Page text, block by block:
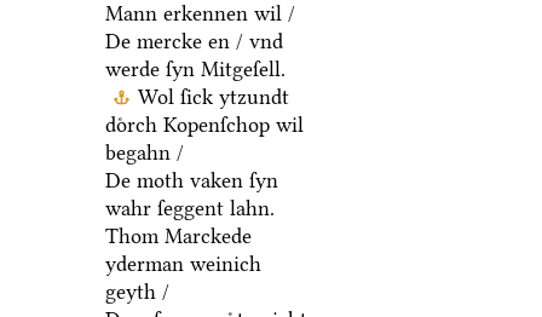
Mann erkennen wil /
De mercke en / vnd
werde ſyn Mitgeſell.
Wol ſick ytzundt
doͤrch Kopenſchop wil
begahn /
De moth vaken ſyn
wahr ſeggent lahn.
Thom Marckede
yderman weinich
geyth /